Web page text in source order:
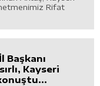
Rifat
Başkanı
Kayseri